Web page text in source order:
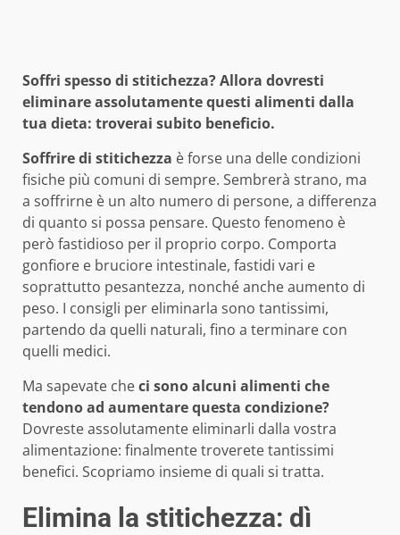
Soffri spesso di stitichezza? Allora dovresti
eliminare assolutamente questi alimenti dalla
tua dieta: troverai subito beneficio.
Soffrire di stitichezza è forse una delle condizioni
fisiche più comuni di sempre. Sembrerà strano, ma
a soffrirne è un alto numero di persone, a differenza
di quanto si possa pensare. Questo fenomeno è
però fastidioso per il proprio corpo. Comporta
gonfiore e bruciore intestinale, fastidi vari e
soprattutto pesantezza, nonché anche aumento di
peso. I consigli per eliminarla sono tantissimi,
partendo da quelli naturali, fino a terminare con
quelli medici.
Ma sapevate checi sono alcuni alimenti che
tendono ad aumentare questa condizione?
Dovreste assolutamente eliminarli dalla vostra
alimentazione: finalmente troverete tantissimi
benefici. Scopriamo insieme di quali si tratta.
Elimina la stitichezza: dì